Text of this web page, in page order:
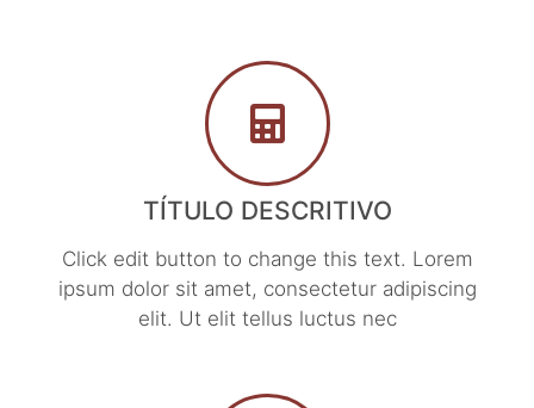
TÍTULO DESCRITIVO
Click edit button to change this text. Lorem
ipsum dolor sit amet, consectetur adipiscing
elit. Ut elit tellus luctus nec